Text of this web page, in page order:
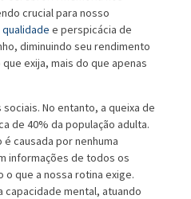
crucial para nosso
qualidade e perspicácia de
diminuindo seu rendimento
exija, mais do que apenas
No entanto, a queixa de
de 40% da população adulta.
causada por nenhuma
informações de todos os
que a nossa rotina exige.
mental, atuando